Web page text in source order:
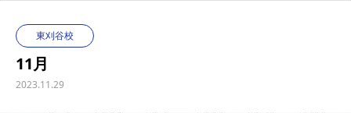
東刈谷校
11月
2023.11.29